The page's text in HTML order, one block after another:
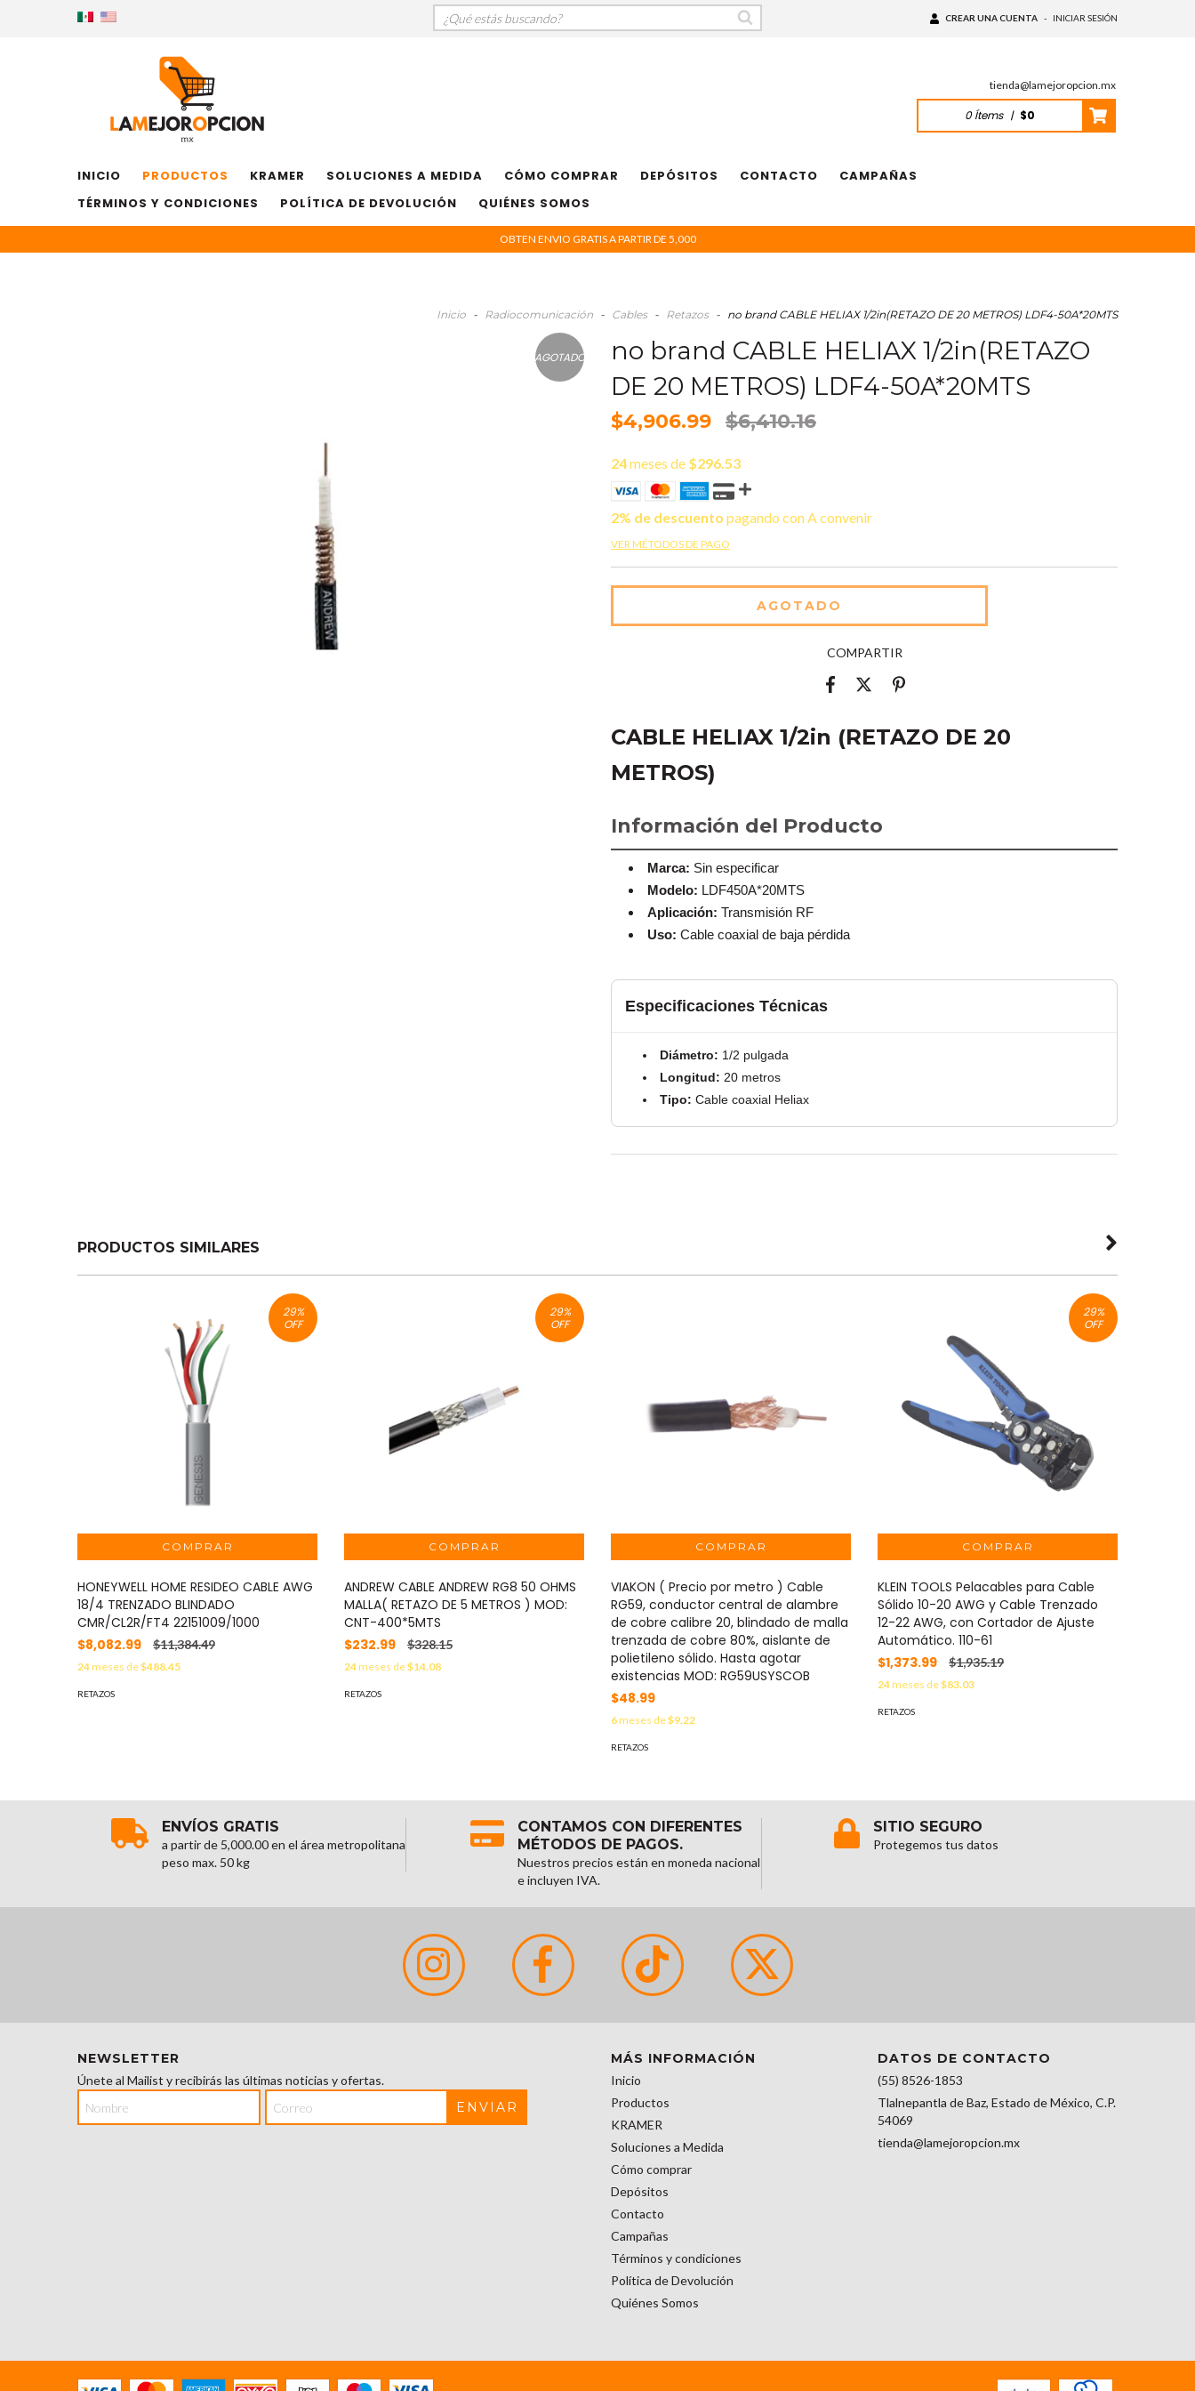
CREAR UNA CUENTA - INICIAR SESIÓN
tienda@lamejoropcion.mx
0Ítems | $0
INICIO PRODUCTOS KRAMER SOLUCIONES A MEDIDA CÓMO COMPRAR DEPÓSITOS CONTACTO
CAMPAÑAS
TÉRMINOS Y CONDICIONES
POLÍTICA DE DEVOLUCIÓN QUIÉNES SOMOS
OBTEN ENVIO GRATIS A PARTIR DE 5,000
Inicio - Radiocomunicación - Cables - Retazos - no brand CABLE HELIAX 1/2in(RETAZO DE 20 METROS) LDF4-50A*20MTS
AGOTADO
no brand CABLE HELIAX 1/2in(RETAZO
DE 20 METROS) LDF4-50A*20MTS
$4,906.99 $6,410.16
24meses de $296.53
2% de descuento pagando con A convenir
VER MÉTODOS DE PAGO
COMPARTIR
CABLE HELIAX 1/2in (RETAZO DE 20
METROS)
Información del Producto
Marca: Sin especificar
Modelo: LDF450A*20MTS
Aplicación: Transmisión RF
Uso: Cable coaxial de baja pérdida
Especificaciones Técnicas
Diámetro: 1/2 pulgada
Longitud: 20 metros
Tipo: Cable coaxial Heliax
PRODUCTOS SIMILARES
29%
OFF
HONEYWELL HOME RESIDEO CABLE AWG
18/4 TRENZADO BLINDADO
CMR/CL2R/FT4 22151009/1000
$8,082.99
$11,384.49
24meses de$488.45
RETAZOS
29%
OFF
ANDREW CABLE ANDREW RG8 50 OHMS
MALLA( RETAZO DE 5 METROS ) MOD:
CNT-400*5MTS
$232.99
$328.15
24meses de$14.08
RETAZOS
VIAKON ( Precio por metro ) Cable
RG59, conductor central de alambre
de cobre calibre 20, blindado de malla
trenzada de cobre 80%, aislante de
polietileno sólido. Hasta agotar
existencias MOD: RG59USYSCOB
$48.99
6meses de$9.22
RETAZOS
29%
OFF
KLEIN TOOLS Pelacables para Cable
Sólido 10-20 AWG y Cable Trenzado
12-22 AWG, con Cortador de Ajuste
Automático. 110-61
$1,373.99
$1,935.19
24meses de$83.03
RETAZOS
ENVÍOS GRATIS
a partir de 5,000.00 en el área metropolitana
peso max. 50 kg
CONTAMOS CON DIFERENTES
MÉTODOS DE PAGOS.
Nuestros precios están en moneda nacional
e incluyen IVA.
SITIO SEGURO
Protegemos tus datos
NEWSLETTER
Únete al Mailist y recibirás las últimas noticias y ofertas.
MÁS INFORMACIÓN
Inicio
Productos
KRAMER
Soluciones a Medida
Cómo comprar
Depósitos
Contacto
Campañas
Términos y condiciones
Política de Devolución
Quiénes Somos
DATOS DE CONTACTO
(55) 8526-1853
Tlalnepantla de Baz, Estado de México, C.P.
54069
tienda@lamejoropcion.mx